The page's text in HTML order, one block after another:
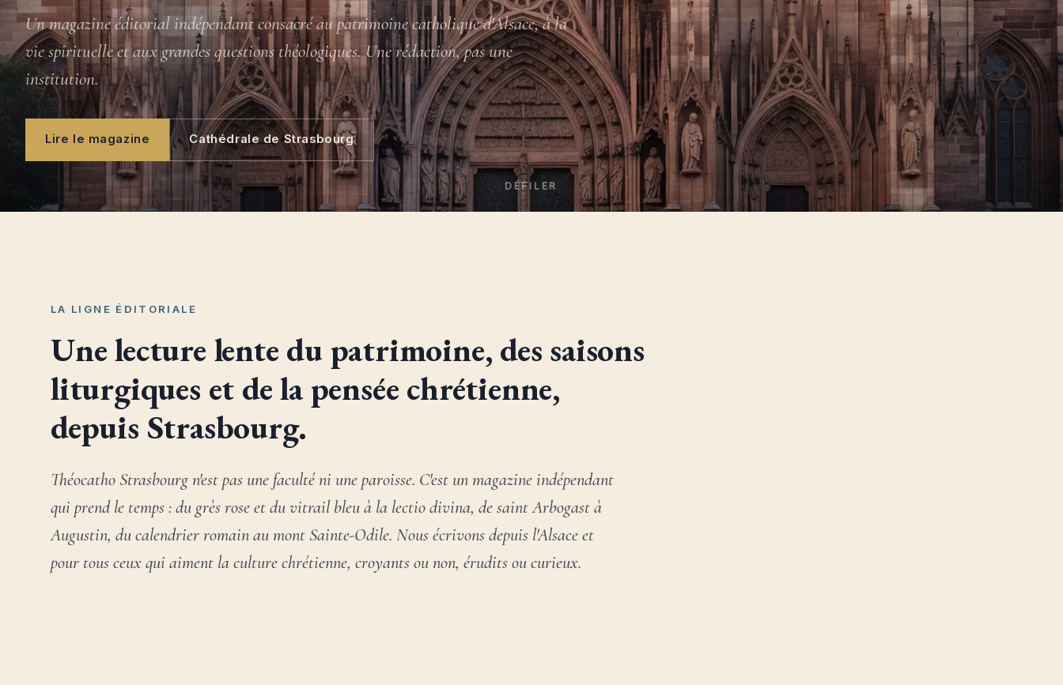
Un magazine éditorial indépendant consacré au patrimoine catholique d'Alsace, à la
vie spirituelle et aux grandes questions théologiques. Une rédaction, pas une
institution.
Lire le magazine Cathédrale de Strasbourg
DÉFILER
LA LIGNE ÉDITORIALE
Une lecture lente du patrimoine, des saisons
liturgiques et de la pensée chrétienne,
depuis Strasbourg.
Théocatho Strasbourg n'est pas une faculté ni une paroisse. C'est un magazine indépendant
qui prend le temps : du grès rose et du vitrail bleu à la lectio divina, de saint Arbogast à
Augustin, du calendrier romain au mont Sainte-Odile. Nous écrivons depuis l'Alsace et
pour tous ceux qui aiment la culture chrétienne, croyants ou non, érudits ou curieux.